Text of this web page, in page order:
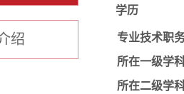
绍
学历
专业技术职
所在一级学
所在二级学